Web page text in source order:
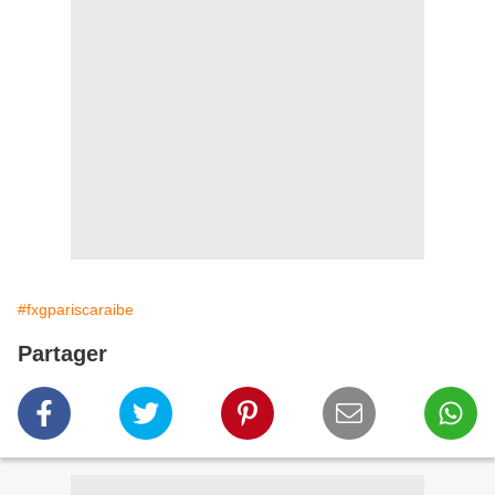
#fxgpariscaraibe
Partager